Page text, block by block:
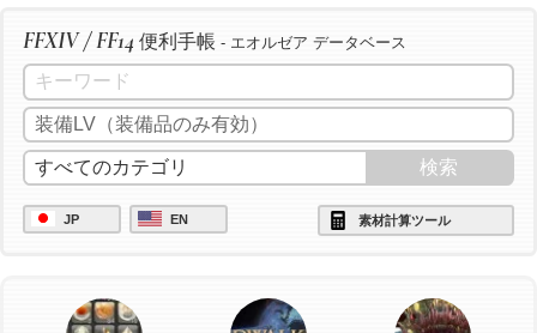
FFXIV / FF14 便利手帳 - エオルゼア データベース
JP EN 素材計算ツール